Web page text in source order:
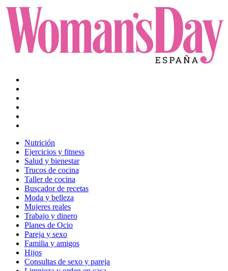
Nutrición
Ejercicios y fitness
Salud y bienestar
Trucos de cocina
Taller de cocina
Buscador de recetas
Moda y belleza
Mujeres reales
Trabajo y dinero
Planes de Ocio
Pareja y sexo
Familia y amigos
Hijos
Consultas de sexo y pareja